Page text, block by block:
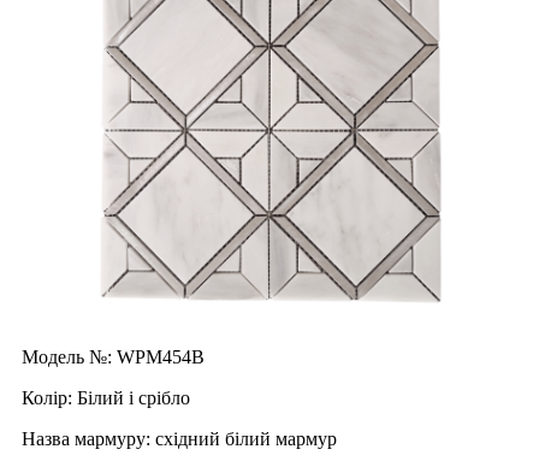
Модель №: WPM454B
Колір: Білий і срібло
Назва мармуру: східний білий мармур